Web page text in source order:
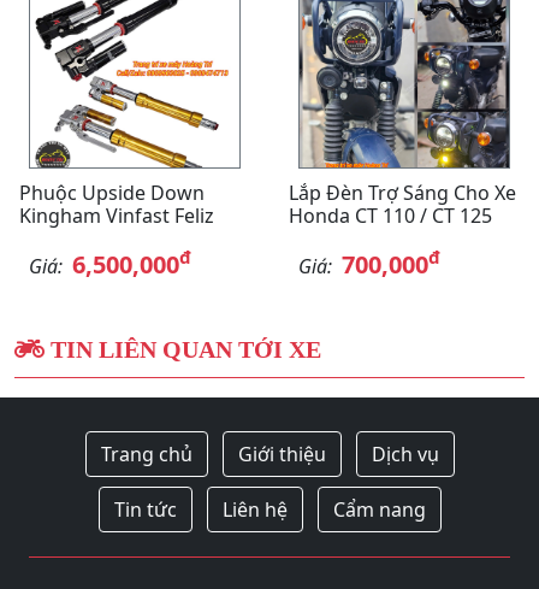
Phuộc Upside Down
Kingham Vinfast Feliz
Giá: 6,500,000đ
Lắp Đèn Trợ Sáng Cho Xe
Honda CT 110 / CT 125
Giá: 700,000đ
TIN LIÊN QUAN TỚI XE
Trang chủ Giới thiệu Dịch vụ
Tin tức Liên hệ Cẩm nang